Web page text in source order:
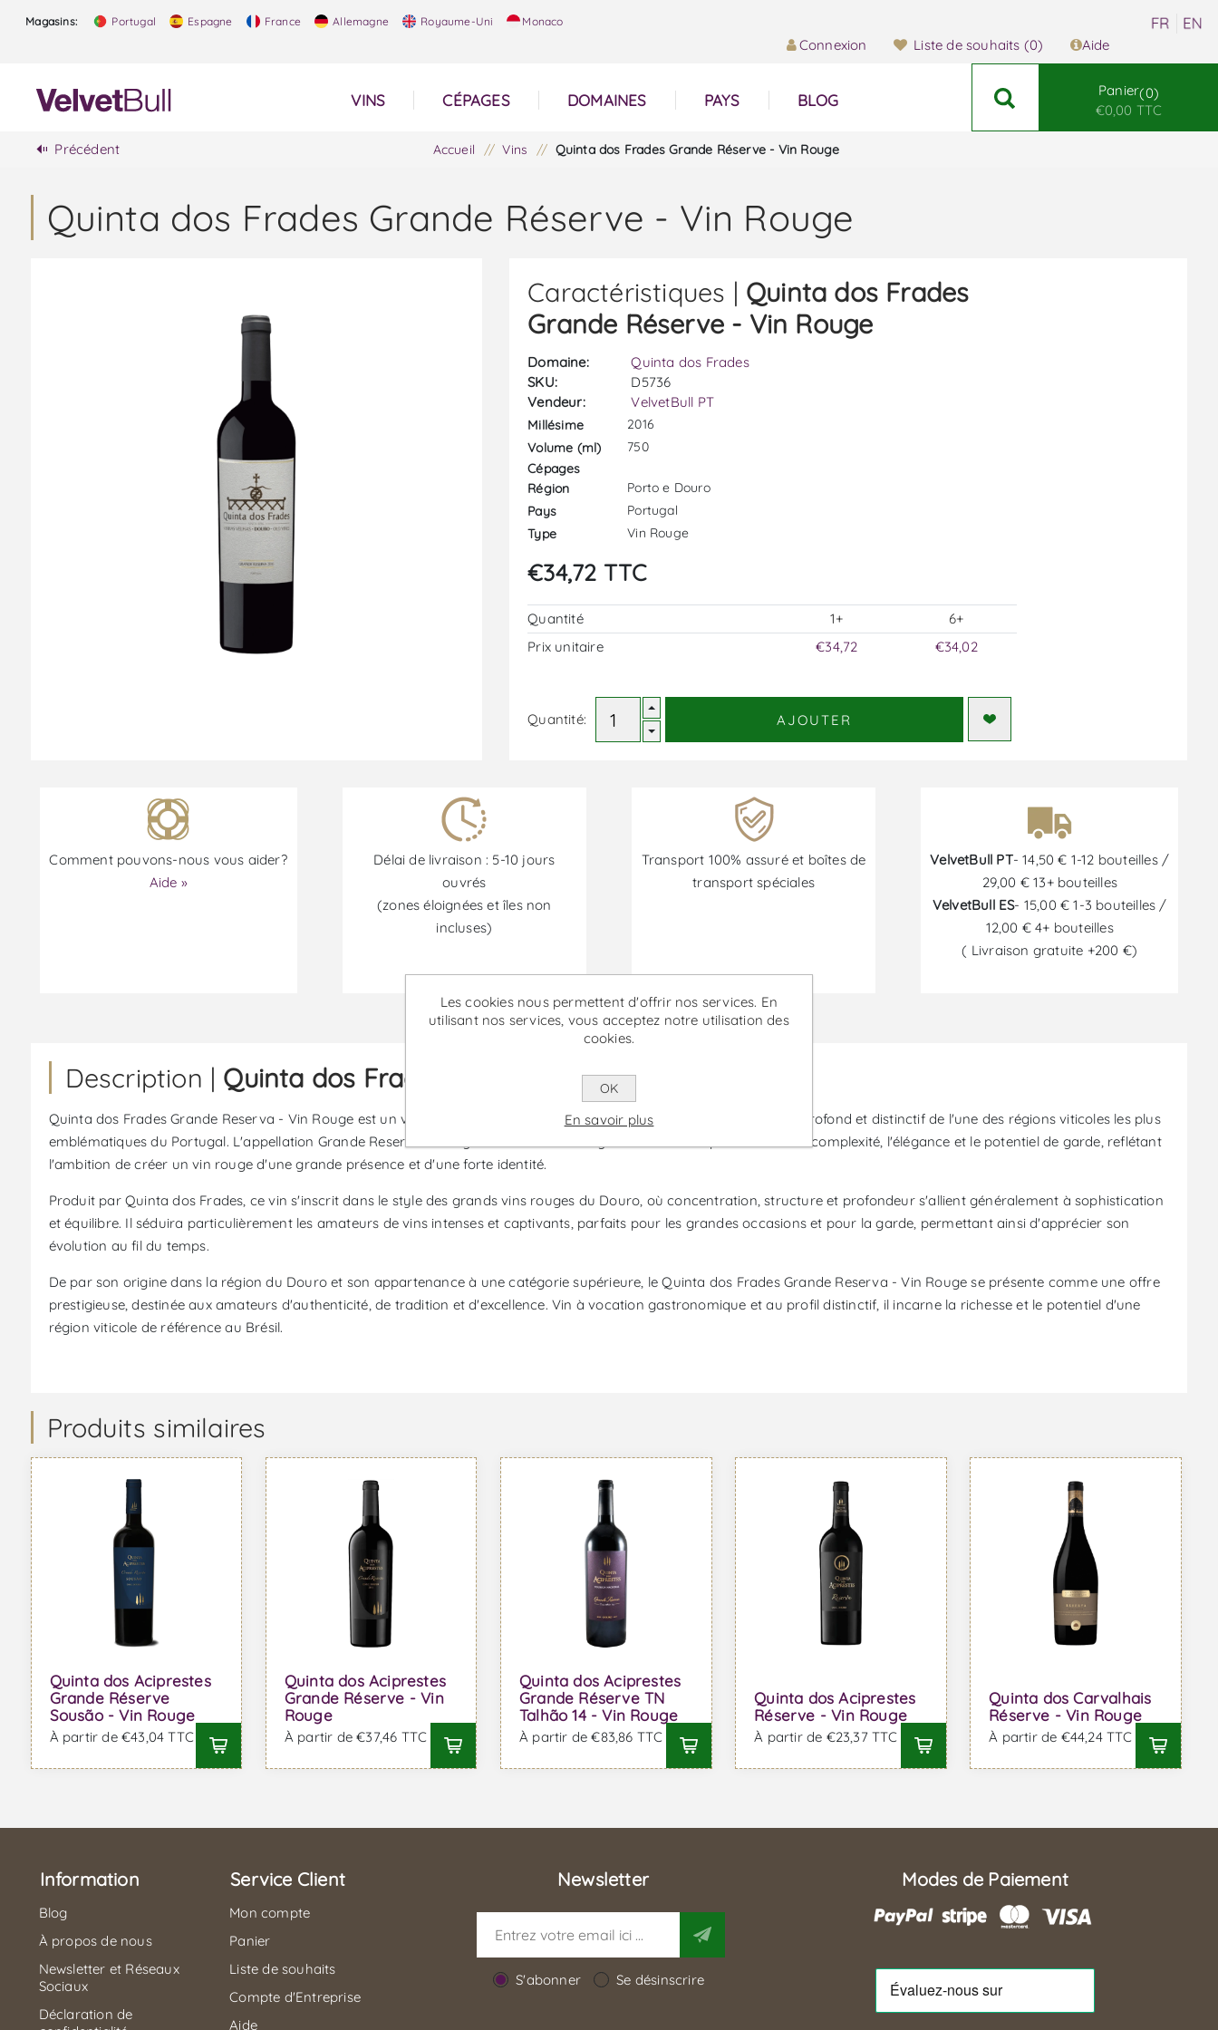
Magasins: Portugal Espagne France Allemagne Royaume-Uni Monaco
Connexion Liste de souhaits (0) Aide
VINS CÉPAGES DOMAINES PAYS BLOG
Panier 0
€0,00 TTC
Précédent Accueil / Vins / Quinta dos Frades Grande Réserve - Vin Rouge
Quinta dos Frades Grande Réserve - Vin Rouge
Caractéristiques | Quinta dos Frades
Grande Réserve - Vin Rouge
Domaine:
Quinta dos Frades
SKU:
D5736
Vendeur:
VelvetBull PT
Millésime
2016
Volume (ml)
750
Cépages
Région
Porto e Douro
Pays
Portugal
Type
Vin Rouge
€34,72 TTC
Quantité 1+
6+
Prix ​​unitaire
€34,72 €34,02
Quantité: AJOUTER
Comment pouvons-nous vous aider?
Aide »
Délai de livraison : 5-10 jours
ouvrés
(zones éloignées et îles non
incluses)
Transport 100% assuré et boîtes de
transport spéciales
VelvetBull PT- 14,50 € 1-12 bouteilles /
29,00 € 13+ bouteilles
VelvetBull ES- 15,00 € 1-3 bouteilles /
12,00 € 4+ bouteilles
( Livraison gratuite +200 €)
Les promotions sont disponibles du 30/06/2026 au 30/09/2026
Description | Quinta dos Frades Grande Réserve - Vin Rouge
Quinta dos Frades Grande Reserva - Vin Rouge est un vin de la région de Porto et du Douro qui exprime le caractère profond et distinctif de l'une des régions viticoles les plus
emblématiques du Portugal. L'appellation Grande Reserva témoigne d'une sélection rigoureuse et d'un profil axé sur la complexité, l'élégance et le potentiel de garde, reflétant
l'ambition de créer un vin rouge d'une grande présence et d'une forte identité.
Produit par Quinta dos Frades, ce vin s'inscrit dans le style des grands vins rouges du Douro, où concentration, structure et profondeur s'allient généralement à sophistication
et équilibre. Il séduira particulièrement les amateurs de vins intenses et captivants, parfaits pour les grandes occasions et pour la garde, permettant ainsi d'apprécier son
évolution au fil du temps.
De par son origine dans la région du Douro et son appartenance à une catégorie supérieure, le Quinta dos Frades Grande Reserva - Vin Rouge se présente comme une offre
prestigieuse, destinée aux amateurs d'authenticité, de tradition et d'excellence. Vin à vocation gastronomique et au profil distinctif, il incarne la richesse et le potentiel d'une
région viticole de référence au Brésil.
Produits similaires
Quinta dos Aciprestes
Grande Réserve
Sousão - Vin Rouge
À partir de €43,04 TTC
Quinta dos Aciprestes
Grande Réserve - Vin
Rouge
À partir de €37,46 TTC
Quinta dos Aciprestes
Grande Réserve TN
Talhão 14 - Vin Rouge
À partir de €83,86 TTC
Quinta dos Aciprestes
Réserve - Vin Rouge
À partir de €23,37 TTC
Quinta dos Carvalhais
Réserve - Vin Rouge
À partir de €44,24 TTC
Information
Blog
À propos de nous
Newsletter et Réseaux
Sociaux
Déclaration de
Service Client
Mon compte
Panier
Liste de souhaits
Compte d'Entreprise
Aide
Newsletter
S'abonner Se désinscrire
Modes de Paiement
Les cookies nous permettent d'offrir nos services. En
utilisant nos services, vous acceptez notre utilisation des
cookies.
OK
En savoir plus